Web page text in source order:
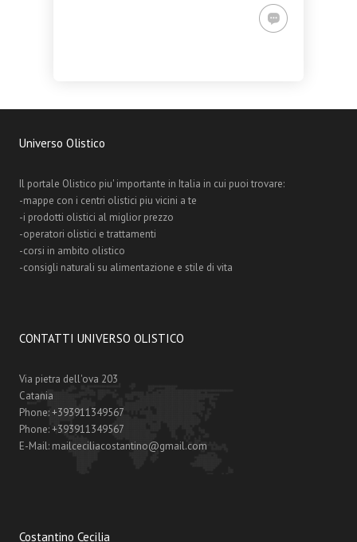
Universo Olistico
Il portale Olistico piu' importante in Italia in cui puoi trovare:
-mappe con i centri olistici piu vicini a te
-i prodotti olistici al miglior prezzo
-operatori olistici e trattamenti
-corsi in ambito olistico
-consigli naturali su alimentazione e stile di vita
CONTATTI UNIVERSO OLISTICO
Via pietra dell'ova 203
Catania
Phone:+393911349567
Phone:+393911349567
E-Mail: mailceciliacostantino@gmail.com
Costantino Cecilia